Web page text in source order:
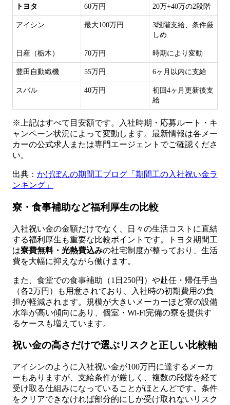
トヨタ 60万円 20万+40万の2段階
アイシン 最大100万円
3段階支給、条件厳
しめ
日産（栃木） 70万円 時期により変動
豊田自動織機 55万円 6ヶ月以内に支給
スバル 40万円
初回4ヶ月更新後支
給
※上記はすべて目安額です。入社時期・応募ルート・キ
ャンペーン状況によって変動します。最新情報は各メー
カーの公式求人または専門エージェントでご確認くださ
い。
出典： かげぽんの期間工ブログ「期間工の入社祝い金ラ
ンキング」
寮・食事補助など福利厚生の比較
入社祝い金の金額だけでなく、日々の生活コストに直結
する福利厚生も重要な比較ポイントです。トヨタ期間工
は寮費無料・光熱費込みの社宅制度が整っており、生活
費を大幅に抑えながら働けます。
また、食堂での食事補助（1日250円）や赴任・帰任手当
（各2万円）も用意されており、入社時の初期費用の負
担が軽減されます。規模が大きいメーカーほど寮の設備
水準が高い傾向にあり、個室・Wi-Fi完備の寮を提供す
るケースも増えています。
祝い金の高さだけで選ぶリスクと正しい比較軸
アイシンのように入社祝い金が100万円に達するメーカ
ーもありますが、支給条件が厳しく、複数の段階を経て
受け取る仕組みになっていることがほとんどです。条件
をクリアできなければ部分的にしか受け取れないリスク